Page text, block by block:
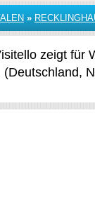
»
zeigt für